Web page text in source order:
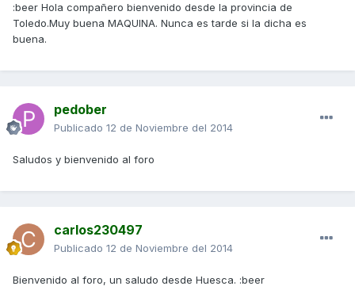
:beer Hola compañero bienvenido desde la provincia de
Toledo.Muy buena MAQUINA. Nunca es tarde si la dicha es
buena.
pedober
Publicado 12 de Noviembre del 2014
Saludos y bienvenido al foro
carlos230497
Publicado 12 de Noviembre del 2014
Bienvenido al foro, un saludo desde Huesca. :beer